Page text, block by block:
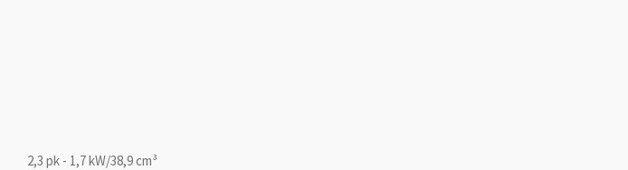
2,3 pk - 1,7 kW/38,9 cm³